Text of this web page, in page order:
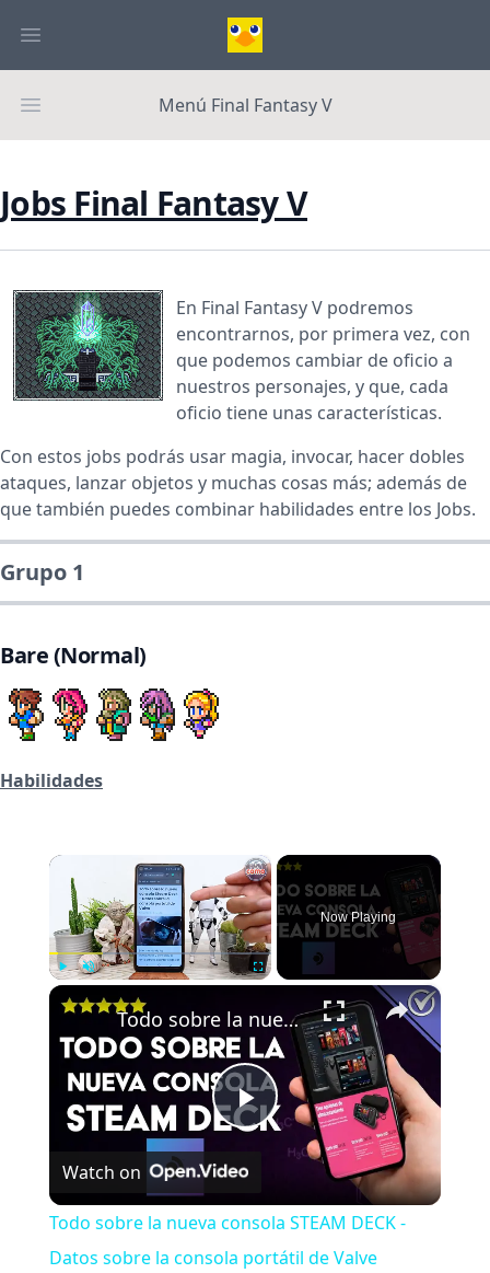
Menú Final Fantasy V
Jobs Final Fantasy V
En Final Fantasy V podremos
encontrarnos, por primera vez, con
que podemos cambiar de oficio a
nuestros personajes, y que, cada
oficio tiene unas características.
Con estos jobs podrás usar magia, invocar, hacer dobles
ataques, lanzar objetos y muchas cosas más; además de
que también puedes combinar habilidades entre los Jobs.
Grupo 1
Bare (Normal)
Habilidades
×
Now Playing
×
Play
Todo sobre la nueva consola STEAM DECK - Datos sobre la consola portátil de Valve
Watch on
Todo sobre la nueva consola STEAM DECK -
Datos sobre la consola portátil de Valve